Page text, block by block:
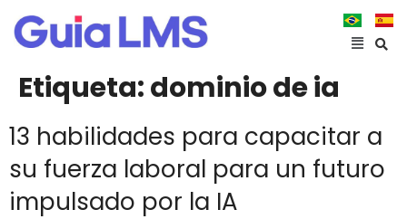
Etiqueta:dominio de ia
13 habilidades para capacitar a
su fuerza laboral para un futuro
impulsado por la IA